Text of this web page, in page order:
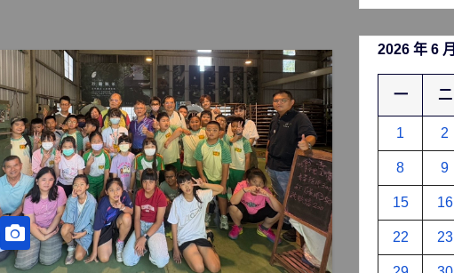
2026 年 6 月
一 二
1 2
8 9
15 16
22 23